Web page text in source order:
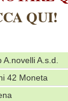
QUI!
A.novelli A.s.d.
42 Moneta